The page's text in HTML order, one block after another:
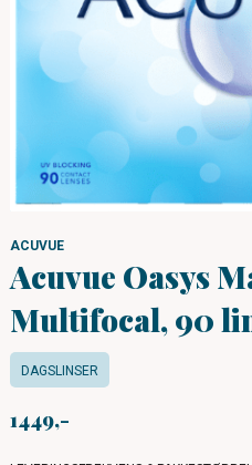
ACUVUE
Acuvue Oasys
Multifocal, 90
DAGSLINSER
1449